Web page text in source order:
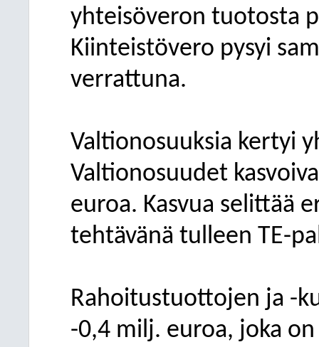
yhteisöveron tuotosta
Kiinteistövero pysyi
verrattuna.
Valtionosuuksia kertyi
Valtionosuudet
euroa. Kasvua selittää
tehtävänä tulleen TE-
Rahoitustuottojen ja -
-0,4 milj. euroa, joka